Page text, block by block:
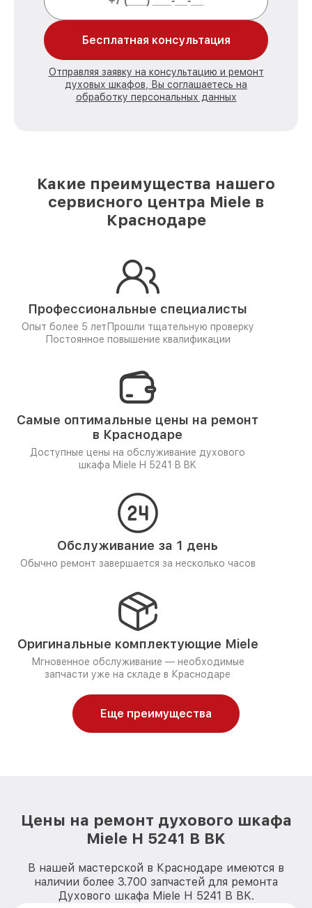
Бесплатная консультация
Отправляя заявку на консультацию и ремонт
духовых шкафов, Вы соглашаетесь на
обработку персональных данных
Какие преимущества нашего
сервисного центра Miele в
Краснодаре
Профессиональные специалисты
Опыт более 5 лет Прошли тщательную проверку
Постоянное повышение квалификации
Самые оптимальные цены на ремонт
в Краснодаре
Доступные цены на обслуживание духового
шкафа Miele H 5241 B BK
Обслуживание за 1 день
Обычно ремонт завершается за несколько часов
Оригинальные комплектующие Miele
Мгновенное обслуживание — необходимые
запчасти уже на складе в Краснодаре
Еще преимущества
Цены на ремонт духового шкафа
Miele H 5241 B BK
В нашей мастерской в Краснодаре имеются в
наличии более 3.700 запчастей для ремонта
Духового шкафа Miele H 5241 B BK.